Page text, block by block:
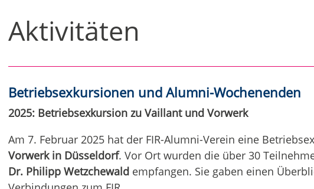
Aktivitäten
Betriebsexkursionen und Alumni-Wochenenden
2025: Betriebsexkursion zu Vaillant und Vorwerk
Am 7. Februar 2025 hat der FIR-Alumni-Verein eine
Vorwerk in Düsseldorf. Vor Ort wurden die über 30
Dr. Philipp Wetzchewaldempfangen. Sie gaben einen